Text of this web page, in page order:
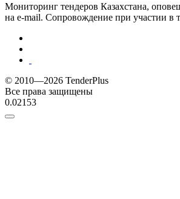
Мониторинг тендеров Казахстана,
на e-mail. Сопровождение при участии в
© 2010—2026 TenderPlus
Все права защищены
0.02153